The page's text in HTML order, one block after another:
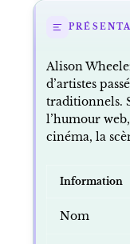
Alison
d’artistes
traditionnels.
l’humour
cinéma, la
Information
Nom